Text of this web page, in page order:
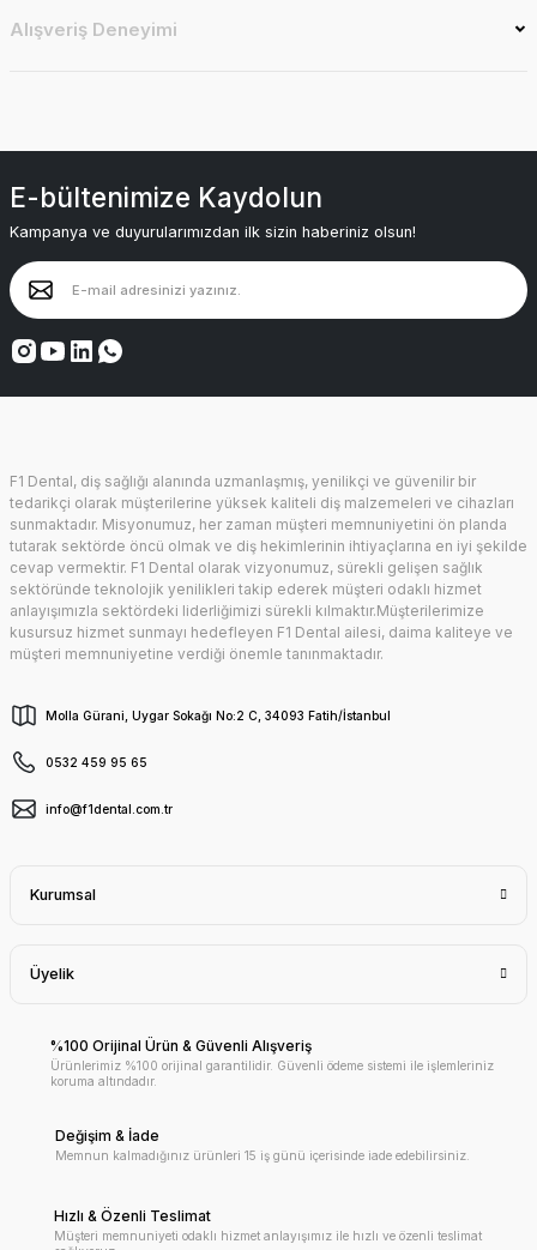
Alışveriş Deneyimi
E-bültenimize Kaydolun
Kampanya ve duyurularımızdan ilk sizin haberiniz olsun!
F1 Dental, diş sağlığı alanında uzmanlaşmış, yenilikçi ve güvenilir bir
tedarikçi olarak müşterilerine yüksek kaliteli diş malzemeleri ve cihazları
sunmaktadır. Misyonumuz, her zaman müşteri memnuniyetini ön planda
tutarak sektörde öncü olmak ve diş hekimlerinin ihtiyaçlarına en iyi şekilde
cevap vermektir. F1 Dental olarak vizyonumuz, sürekli gelişen sağlık
sektöründe teknolojik yenilikleri takip ederek müşteri odaklı hizmet
anlayışımızla sektördeki liderliğimizi sürekli kılmaktır.Müşterilerimize
kusursuz hizmet sunmayı hedefleyen F1 Dental ailesi, daima kaliteye ve
müşteri memnuniyetine verdiği önemle tanınmaktadır.
Molla Gürani, Uygar Sokağı No:2 C, 34093 Fatih/İstanbul
0532 459 95 65
info@f1dental.com.tr
Kurumsal
Üyelik
%100 Orijinal Ürün & Güvenli Alışveriş
Ürünlerimiz %100 orijinal garantilidir. Güvenli ödeme sistemi ile işlemleriniz
koruma altındadır.
Değişim & İade
Memnun kalmadığınız ürünleri 15 iş günü içerisinde iade edebilirsiniz.
Hızlı & Özenli Teslimat
Müşteri memnuniyeti odaklı hizmet anlayışımız ile hızlı ve özenli teslimat